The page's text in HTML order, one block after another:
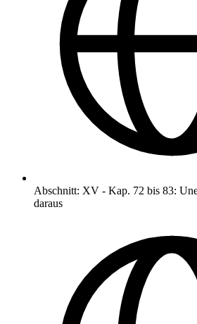
Abschnitt: XV - Kap. 72 bis 83:
daraus